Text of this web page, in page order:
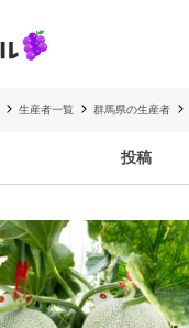
生産者一覧 群馬県の生産者
投稿